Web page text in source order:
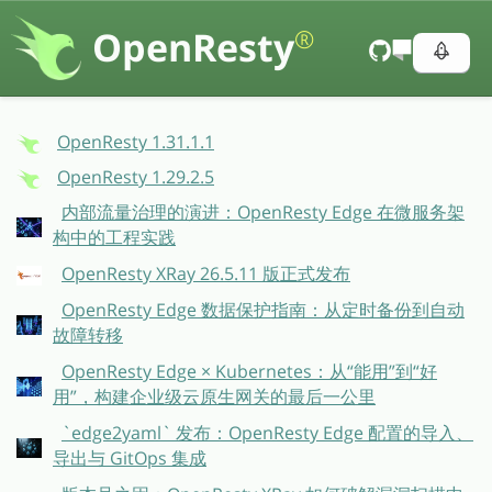
OpenResty®
OpenResty 1.31.1.1
OpenResty 1.29.2.5
内部流量治理的演进：OpenResty Edge 在微服务架
构中的工程实践
OpenResty XRay 26.5.11 版正式发布
OpenResty Edge 数据保护指南：从定时备份到自动
故障转移
OpenResty Edge × Kubernetes：从“能用”到“好
用”，构建企业级云原生网关的最后一公里
`edge2yaml` 发布：OpenResty Edge 配置的导入、
导出与 GitOps 集成